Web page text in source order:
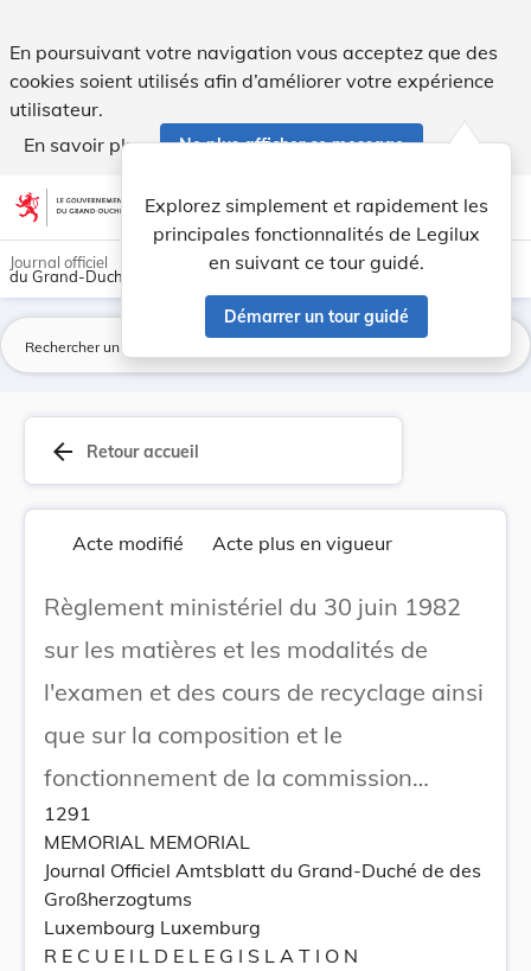
En poursuivant votre navigation vous acceptez que des
cookies soient utilisés afin d’améliorer votre expérience
utilisateur.
En savoir plus
Ne plus afficher ce message
Aller au contenu account_circle help Aide
Explorez simplement et rapidement les
principales fonctionnalités de Legilux
en suivant ce tour guidé.
Démarrer un tour guidé
light_mode dark_mode
Journal officiel
du Grand-Duché de Luxembourg
arrow_back Retour accueil
Acte modifié Acte plus en vigueur
Règlement ministériel du 30 juin 1982
sur les matières et les modalités de
l'examen et des cours de recyclage ainsi
que sur la composition et le
fonctionnement de la commission
d'examen prévus à l'article 84 modifié
de l'arrêté grand-ducal du 23 novembre
1955 portant règlement de la circulation
sur toutes les voies publiques.
1291
MEMORIAL MEMORIAL
Journal Officiel Amtsblatt du Grand-Duché de des
Großherzogtums
Luxembourg Luxemburg
R E C U E I L D E L E G I S L A T I O N